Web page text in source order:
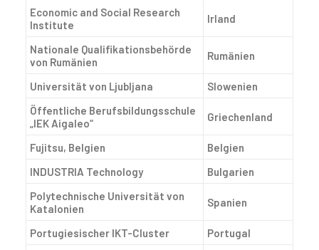
Economic and Social Research
Institute
Irland
Nationale Qualifikationsbehörde
von Rumänien
Rumänien
Universität von Ljubljana
Slowenien
Öffentliche Berufsbildungsschule
„IEK Aigaleo“
Griechenland
Fujitsu, Belgien
Belgien
INDUSTRIA Technology
Bulgarien
Polytechnische Universität von
Katalonien
Spanien
Portugiesischer IKT-Cluster
Portugal